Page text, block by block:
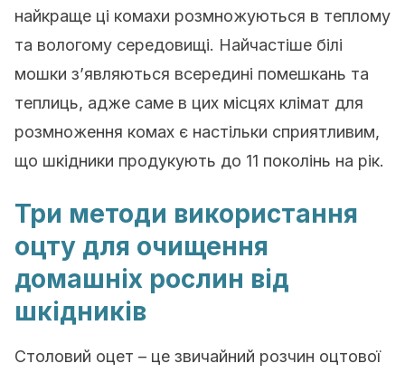
найкраще ці комахи розмножуються в теплому
та вологому середовищі. Найчастіше білі
мошки з’являються всередині помешкань та
теплиць, адже саме в цих місцях клімат для
розмноження комах є настільки сприятливим,
що шкідники продукують до 11 поколінь на рік.
Три методи використання
оцту для очищення
домашніх рослин від
шкідників
Столовий оцет – це звичайний розчин оцтової